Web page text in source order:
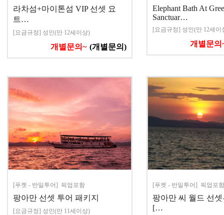
라차섬+마이톤섬 VIP 선셋 요
트…
[요금규정] 성인(만 12세이상)
개별문의~ (개별문의)
Elephant Bath At
Sanctuar…
[요금규정] 성인(만 12세이
개별문의
[푸켓 - 반일투어] 픽업포함
팡아만 선셋 투어 패키지
[요금규정] 성인(만 11세이상)
[푸켓 - 반일투어] 픽업포함
팡아만 씨 월드 선셋
[…